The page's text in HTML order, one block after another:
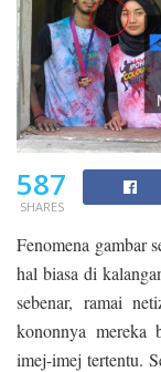
587
SHARES
Fenomena gambar
hal biasa di
sebenar, ramai
kononnya mereka
imej-imej tertentu.